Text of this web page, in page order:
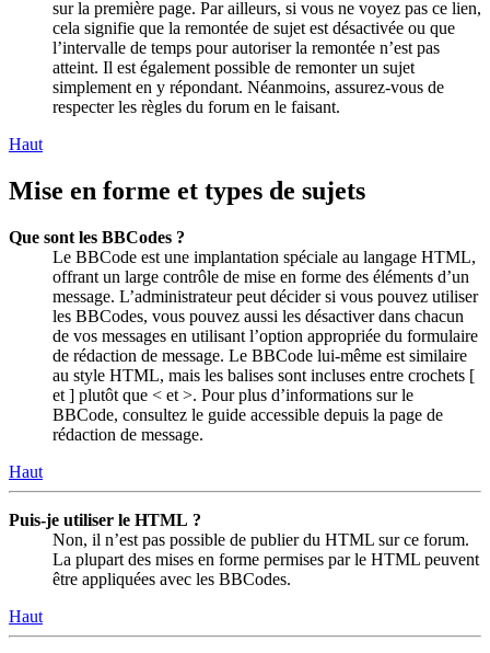
sur la première page. Par ailleurs, si vous ne voyez pas ce lien,
cela signifie que la remontée de sujet est désactivée ou que
l’intervalle de temps pour autoriser la remontée n’est pas
atteint. Il est également possible de remonter un sujet
simplement en y répondant. Néanmoins, assurez-vous de
respecter les règles du forum en le faisant.
Haut
Mise en forme et types de sujets
Que sont les BBCodes ?
Le BBCode est une implantation spéciale au langage HTML,
offrant un large contrôle de mise en forme des éléments d’un
message. L’administrateur peut décider si vous pouvez utiliser
les BBCodes, vous pouvez aussi les désactiver dans chacun
de vos messages en utilisant l’option appropriée du formulaire
de rédaction de message. Le BBCode lui-même est similaire
au style HTML, mais les balises sont incluses entre crochets [
et ] plutôt que < et >. Pour plus d’informations sur le
BBCode, consultez le guide accessible depuis la page de
rédaction de message.
Haut
Puis-je utiliser le HTML ?
Non, il n’est pas possible de publier du HTML sur ce forum.
La plupart des mises en forme permises par le HTML peuvent
être appliquées avec les BBCodes.
Haut